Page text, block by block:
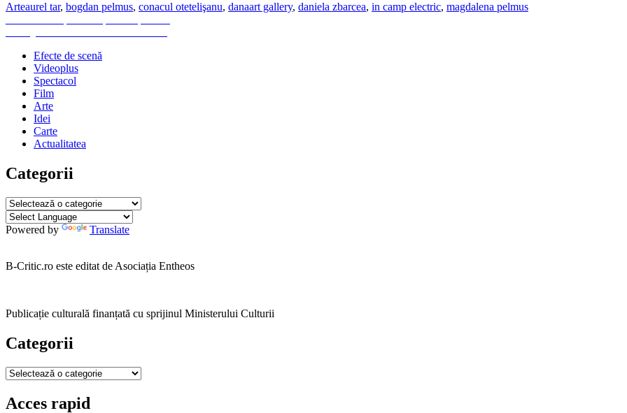
Arteaurel tar, bogdan pelmus, conacul otetelişanu, danaart gallery, daniela zbarcea, in camp electric, magdalena pelmus
Navigare
în
articole
Efecte de scenă
Videoplus
Spectacol
Film
Arte
Idei
Carte
Actualitatea
Categorii
Categorii
Powered by Translate
B-Critic.ro este editat de Asociația Entheos
Publicație culturală finanțată cu sprijinul Ministerului Culturii
Categorii
Categorii
Acces rapid